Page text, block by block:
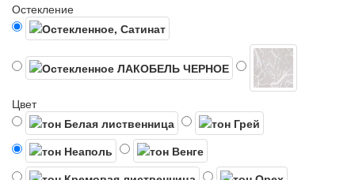
Остекление
Цвет